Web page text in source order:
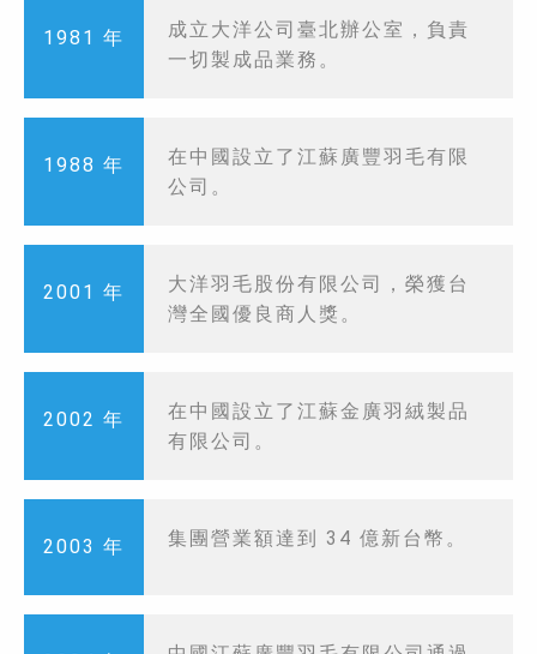
1981 年
成立大洋公司臺北辦公室，負責
一切製成品業務。
1988 年
在中國設立了江蘇廣豐羽毛有限
公司。
2001 年
大洋羽毛股份有限公司，榮獲台
灣全國優良商人獎。
2002 年
在中國設立了江蘇金廣羽絨製品
有限公司。
2003 年 集團營業額達到 34 億新台幣。